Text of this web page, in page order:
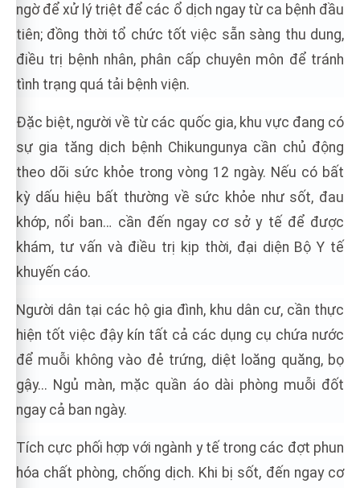
ngờ để xử lý triệt để các ổ dịch ngay từ ca bệnh đầu
tiên; đồng thời tổ chức tốt việc sẵn sàng thu dung,
điều trị bệnh nhân, phân cấp chuyên môn để tránh
tình trạng quá tải bệnh viện.
Đặc biệt, người về từ các quốc gia, khu vực đang có
sự gia tăng dịch bệnh Chikungunya cần chủ động
theo dõi sức khỏe trong vòng 12 ngày. Nếu có bất
kỳ dấu hiệu bất thường về sức khỏe như sốt, đau
khớp, nổi ban… cần đến ngay cơ sở y tế để được
khám, tư vấn và điều trị kịp thời, đại diện Bộ Y tế
khuyến cáo.
Người dân tại các hộ gia đình, khu dân cư, cần thực
hiện tốt việc đậy kín tất cả các dụng cụ chứa nước
để muỗi không vào đẻ trứng, diệt loăng quăng, bọ
gậy... Ngủ màn, mặc quần áo dài phòng muỗi đốt
ngay cả ban ngày.
Tích cực phối hợp với ngành y tế trong các đợt phun
hóa chất phòng, chống dịch. Khi bị sốt, đến ngay cơ